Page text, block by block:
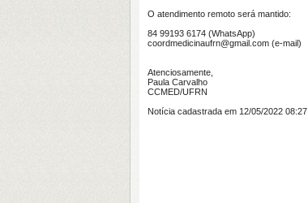
O atendimento remoto será mantido:
84 99193 6174 (WhatsApp)
coordmedicinaufrn@gmail.com (e-mail)
Atenciosamente,
Paula Carvalho
CCMED/UFRN
Notícia cadastrada em 12/05/2022 08:27